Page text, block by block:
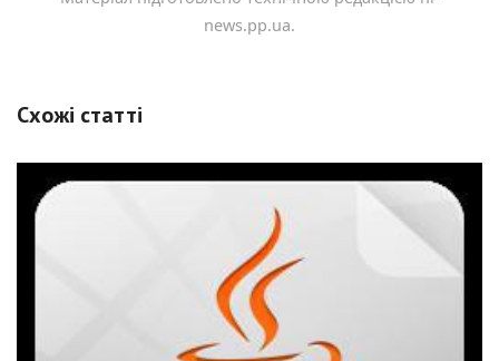
news.pp.ua.
Схожі статті